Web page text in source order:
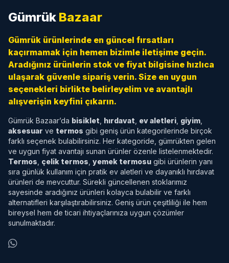
Gümrük Bazaar
Gümrük ürünlerinde en güncel fırsatları
kaçırmamak için hemen bizimle iletişime geçin.
Aradığınız ürünlerin stok ve fiyat bilgisine hızlıca
ulaşarak güvenle sipariş verin. Size en uygun
seçenekleri birlikte belirleyelim ve avantajlı
alışverişin keyfini çıkarın.
Gümrük Bazaar’da bisiklet hırdavat ev aletleri giyim
aksesuar ve termos gibi geniş ürün kategorilerinde birçok
farklı seçenek bulabilirsiniz. Her kategoride, gümrükten gelen
ve uygun fiyat avantajı sunan ürünler özenle listelenmektedir.
Termos çelik termos yemek termosu gibi ürünlerin yanı
sıra günlük kullanım için pratik ev aletleri ve dayanıklı hırdavat
ürünleri de mevcuttur. Sürekli güncellenen stoklarımız
sayesinde aradığınız ürünleri kolayca bulabilir ve farklı
alternatifleri karşılaştırabilirsiniz. Geniş ürün çeşitliliği ile hem
bireysel hem de ticari ihtiyaçlarınıza uygun çözümler
sunulmaktadır.